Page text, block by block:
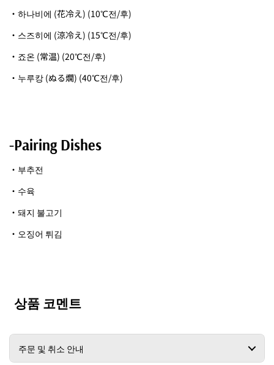
・하나비에 (花冷え) (10℃전/후)
・스즈히에 (涼冷え) (15℃전/후)
・죠온 (常温) (20℃전/후)
・누루캉 (ぬる燗) (40℃전/후)
-Pairing Dishes
・부추전
・수육
・돼지 불고기
・오징어 튀김
상품 코멘트
주문 및 취소 안내